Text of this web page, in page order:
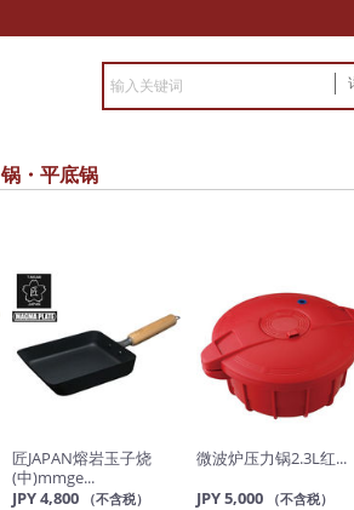
锅・平底锅
匠JAPAN熔岩玉子烧
(中)mmge...
JPY 4,800
（不含税）
微波炉压力锅2.3L红...
JPY 5,000
（不含税）